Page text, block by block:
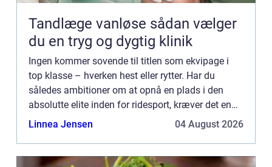
Tandlæge vanløse sådan vælger
du en tryg og dygtig klinik
Ingen kommer sovende til titlen som ekvipage i
top klasse – hverken hest eller rytter. Har du
således ambitioner om at opnå en plads i den
absolutte elite inden for ridesport, kræver det en
mægtig indsats fra såvel dig selv som fra den
Linnea Jensen 04 August 2026